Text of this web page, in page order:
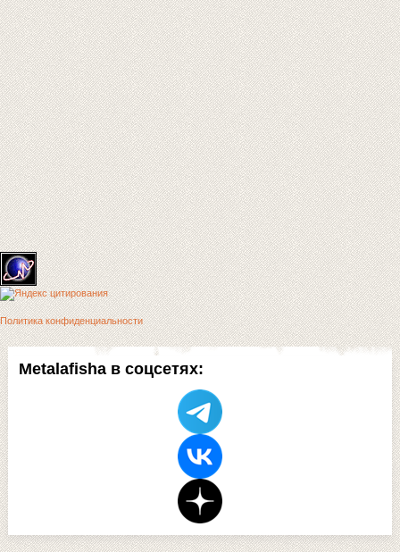
Metalafisha в соцсетях:
Политика конфиденциальности